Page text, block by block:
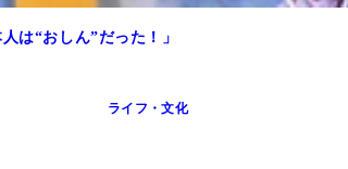
は“おしん”だった！」
ライフ・文化